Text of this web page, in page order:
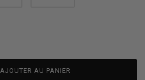
AJOUTER AU PANIER